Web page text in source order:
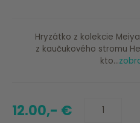
Hryzátko z kolekcie
z kaučukového stromu
kto...
12.00,- €